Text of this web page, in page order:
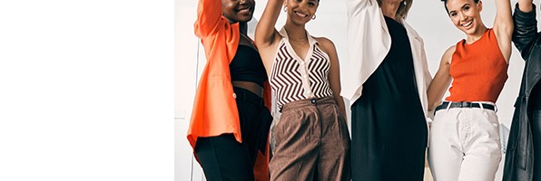
Ergonomie und Bewegung
Gesundheitsüberwachung
Befragung und Analyse
Gesundheitstage
Generationenbalance
Gesunde Arbeitszeiten